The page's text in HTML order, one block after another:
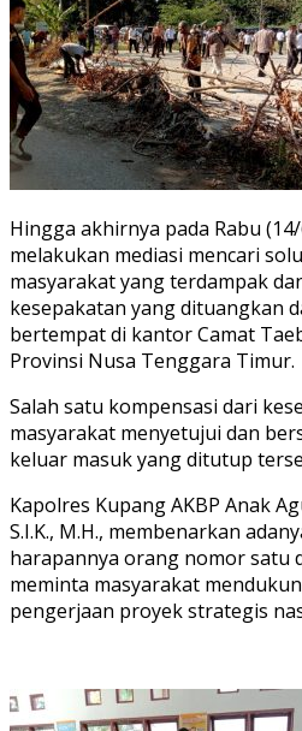
Hingga akhirnya pada Rabu
melakukan mediasi mencari
masyarakat yang terdampak
kesepakatan yang dituangkan
bertempat di kantor Camat
Provinsi Nusa Tenggara Timur.
Salah satu kompensasi dari
masyarakat menyetujui dan
keluar masuk yang ditutup
Kapolres Kupang AKBP Anak
S.I.K., M.H., membenarkan
harapannya orang nomor satu
meminta masyarakat
pengerjaan proyek strategis